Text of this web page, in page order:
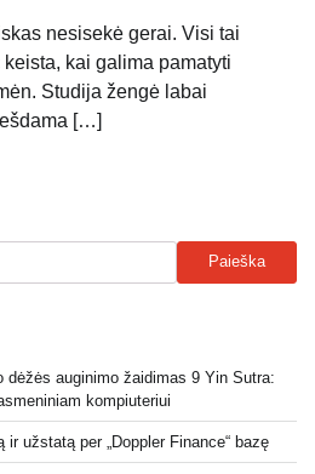
nesisekė gerai. Visi tai
kai galima pamatyti
Studija žengė labai
[…]
Paieška
dėžės auginimo žaidimas 9 Yin Sutra:
kompiuteriui
užstatą per „Doppler Finance“ bazę